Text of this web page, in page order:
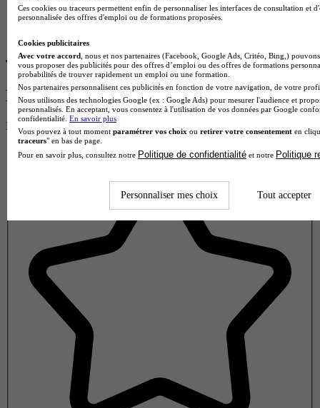
Donne ton avis !
Partage ton expérience et aide d’autres étudiants à faire le bon choix.
Donne ton avis entre 1 et 5 étoiles
Ces cookies ou traceurs permettent enfin de personnaliser les interfaces de consultation et
personnalisée des offres d'emploi ou de formations proposées.
Cookies publicitaires
Avec votre accord , nous et nos partenaires (Facebook, Google Ads, Critéo, Bing,)
vous proposer des publicités pour des offres d’emploi ou des offres de formations
probabilités de trouver rapidement un emploi ou une formation.
Nos partenaires personnalisent ces publicités en fonction de votre navigation, de votre
Nous utilisons des technologies Google (ex : Google Ads) pour mesurer l'audience et
personnalisés. En acceptant, vous consentez à l'utilisation de vos données par Google
confidentialité. En savoir plus
Vous pouvez à tout moment paramétrer vos choix ou retirer votre consentement en
traceurs" en bas de page.
Pour en savoir plus, consultez notre Politique de confidentialité et notre Politique
Personnaliser mes choix Tout accepter